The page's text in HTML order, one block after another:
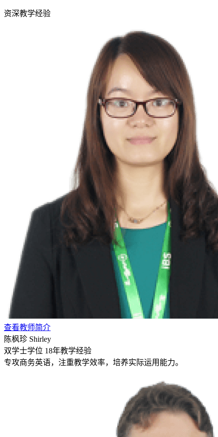
资深教学经验
查看教师简介
陈枫珍 Shirley
双学士学位 18年教学经验
专攻商务英语，注重教学效率，培养实际运用能力。